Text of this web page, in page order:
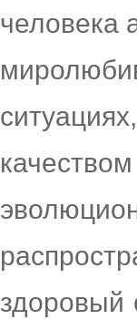
человека
здоровый